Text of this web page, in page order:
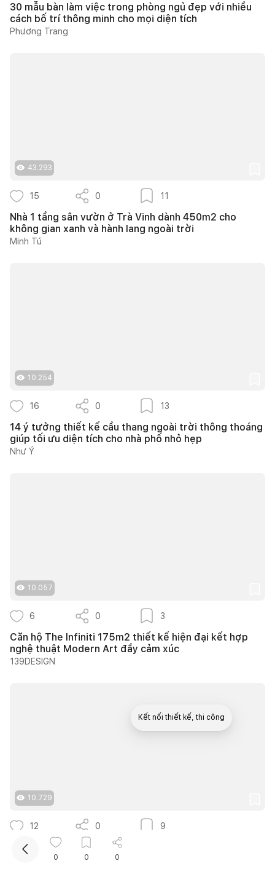
30 mẫu bàn làm việc trong phòng ngủ đẹp với nhiều
cách bố trí thông minh cho mọi diện tích
Phương Trang
43.293
15 0 11
Nhà 1 tầng sân vườn ở Trà Vinh dành 450m2 cho
không gian xanh và hành lang ngoài trời
Minh Tú
10.254
16 0 13
14 ý tưởng thiết kế cầu thang ngoài trời thông thoáng
giúp tối ưu diện tích cho nhà phố nhỏ hẹp
Như Ý
10.057
6 0 3
Căn hộ The Infiniti 175m2 thiết kế hiện đại kết hợp
nghệ thuật Modern Art đầy cảm xúc
139DESIGN
10.729
12 0 9
25 ý tưởng lựa chọn cây trồng lối đi sân vườn tạo
bóng mát quanh năm cho nhà phố
0 0 0
Kết nối thiết kế, thi công